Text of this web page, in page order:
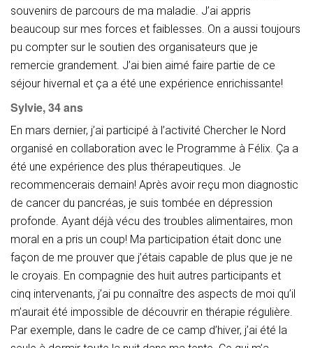
souvenirs de parcours de ma maladie. J’ai appris
beaucoup sur mes forces et faiblesses. On a aussi toujours
pu compter sur le soutien des organisateurs que je
remercie grandement. J’ai bien aimé faire partie de ce
séjour hivernal et ça a été une expérience enrichissante!
Sylvie, 34 ans
En mars dernier, j’ai participé à l’activité Chercher le Nord
organisé en collaboration avec le Programme à Félix. Ça a
été une expérience des plus thérapeutiques. Je
recommencerais demain! Après avoir reçu mon diagnostic
de cancer du pancréas, je suis tombée en dépression
profonde. Ayant déjà vécu des troubles alimentaires, mon
moral en a pris un coup! Ma participation était donc une
façon de me prouver que j’étais capable de plus que je ne
le croyais. En compagnie des huit autres participants et
cinq intervenants, j’ai pu connaître des aspects de moi qu’il
m’aurait été impossible de découvrir en thérapie régulière.
Par exemple, dans le cadre de ce camp d’hiver, j’ai été la